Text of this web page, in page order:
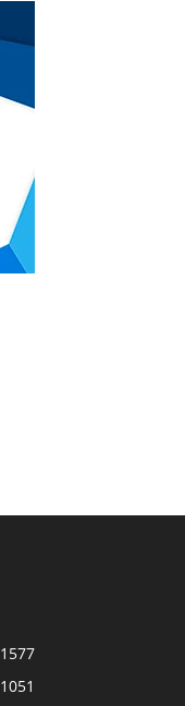
1577
1051